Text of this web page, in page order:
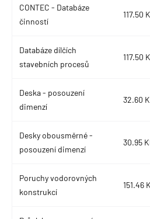
CONTEC - Databáze
činností
117.50
Databáze dílčích
stavebních procesů
117.50
Deska - posouzení
dimenzí
32.60
Desky obousměrné -
posouzení dimenzí
30.95
Poruchy vodorovných
konstrukcí
151.46